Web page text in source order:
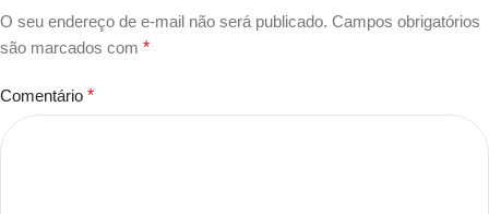
O seu endereço de e-mail não será publicado. Campos obrigatórios
são marcados com *
Comentário *